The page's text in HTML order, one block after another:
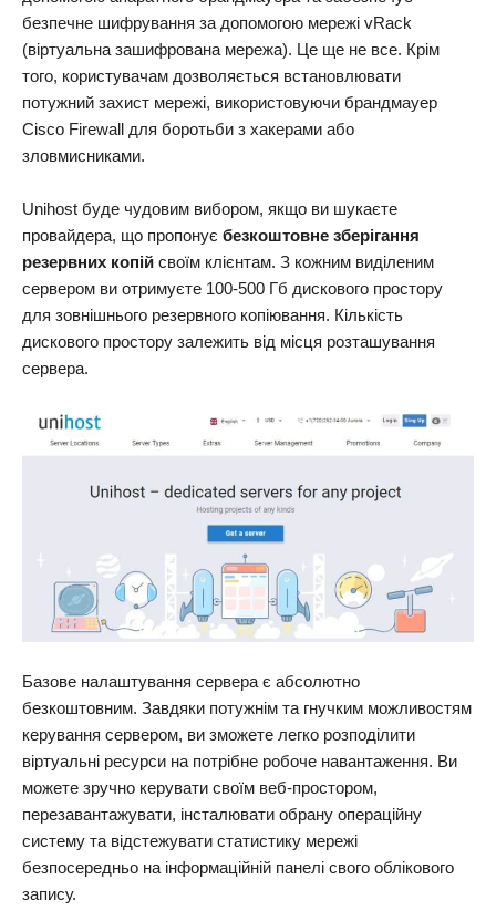
безпечне шифрування за допомогою мережі vRack
(віртуальна зашифрована мережа). Це ще не все. Крім
того, користувачам дозволяється встановлювати
потужний захист мережі, використовуючи брандмауер
Cisco Firewall для боротьби з хакерами або
зловмисниками.
Unihost буде чудовим вибором, якщо ви шукаєте
провайдера, що пропонує безкоштовне зберігання
резервних копій своїм клієнтам. З кожним виділеним
сервером ви отримуєте 100-500 Гб дискового простору
для зовнішнього резервного копіювання. Кількість
дискового простору залежить від місця розташування
сервера.
Базове налаштування сервера є абсолютно
безкоштовним. Завдяки потужнім та гнучким можливостям
керування сервером, ви зможете легко розподілити
віртуальні ресурси на потрібне робоче навантаження. Ви
можете зручно керувати своїм веб-простором,
перезавантажувати, інсталювати обрану операційну
систему та відстежувати статистику мережі
безпосередньо на інформаційній панелі свого облікового
запису.